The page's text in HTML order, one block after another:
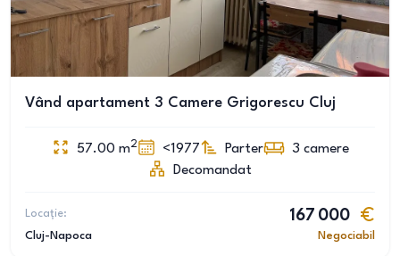
Vând apartament 3 Camere Grigorescu Cluj
57.00 m2 <1977 Parter 3 camere
Decomandat
Locație:
Cluj-Napoca
167 000
Negociabil